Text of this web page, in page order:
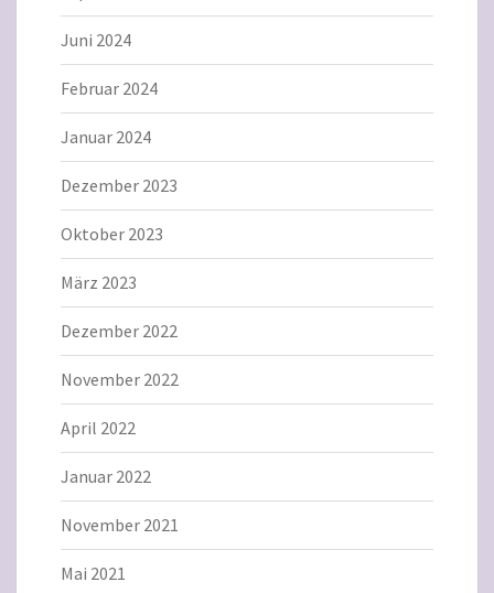
Juni 2024
Februar 2024
Januar 2024
Dezember 2023
Oktober 2023
März 2023
Dezember 2022
November 2022
April 2022
Januar 2022
November 2021
Mai 2021